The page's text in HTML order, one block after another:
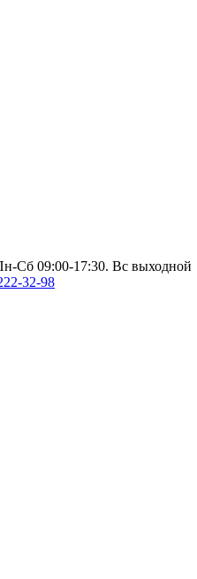
Сб 09:00-17:30. Вс выходной
32-98